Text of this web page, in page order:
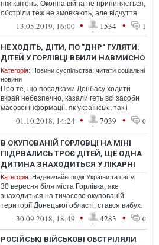
ніж квітень. Окопна війна не припиняється,
обстріли теж не змовкають, але відчуття
якоїсь тривоги менше.
13.05.2019, 16:00 • 1534 • 1
НЕ ХОДІТЬ, ДІТИ, ПО "ДНР" ГУЛЯТИ:
ДІТЕЙ У ГОРЛІВЦІ ВБИЛИ НАВМИСНО
Категорія: Новини суспільства: читати соціальні
новини
Про те, що посадками Донбасу ходити
вкрай небезпечно, казали геть всі засоби
масової інформації, як українські, так і
пропагандистські.
01.10.2018, 14:24 • 7039 • 0
В ОКУПОВАНІЙ ГОРЛОВЦІ НА МІНІ
ПІДРВАЛИСЬ ТРОЄ ДІТЕЙ, ЩЕ ОДНА
ДИТИНА ЗНАХОДИТЬСЯ У ЛІКАРНІ
Категорія: Надзвичайні події України та світу.
30 вересня біля міста Горлівка, яке
знаходиться на тичасово окупованій
території Донецької області, стався вибух.
За попередніми даними, у результаті ...
30.09.2018, 18:49 • 4283 • 0
РОСІЙСЬКІ ВІЙСЬКОВІ ОБСТРІЛЯЛИ